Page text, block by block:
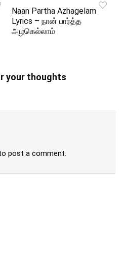
Naan Partha Azhagelam
Lyrics – நான் பார்த்த
அழகெல்லாம்
your thoughts
post a comment.